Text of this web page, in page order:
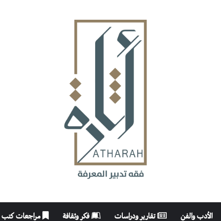
الأدب والفن تقارير ودراسات فكر وثقافة مراجعات كتب